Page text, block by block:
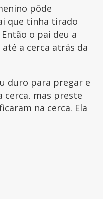
pôde
que tinha tirado
o pai deu a
a cerca atrás da
duro para pregar e
cerca, mas preste
na cerca. Ela